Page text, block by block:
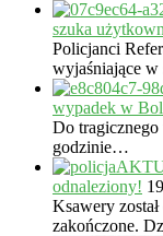
szuka
Policjanci
wyjaśniające
wypadek w
Do tragicznego
godzinie…
odnaleziony!
Ksawery
zakończone.